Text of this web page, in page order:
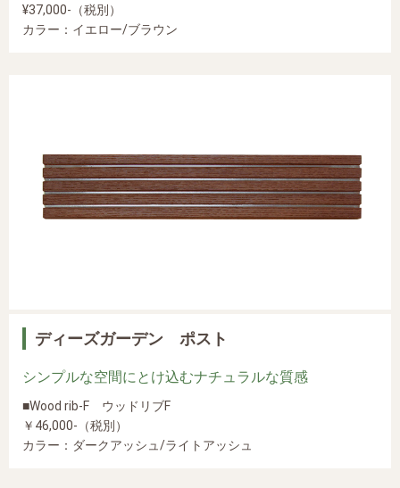
¥37,000-（税別）
カラー：イエロー/ブラウン
ディーズガーデン ポスト
シンプルな空間にとけ込むナチュラルな質感
■Wood rib-F ウッドリブF
￥46,000-（税別）
カラー：ダークアッシュ/ライトアッシュ